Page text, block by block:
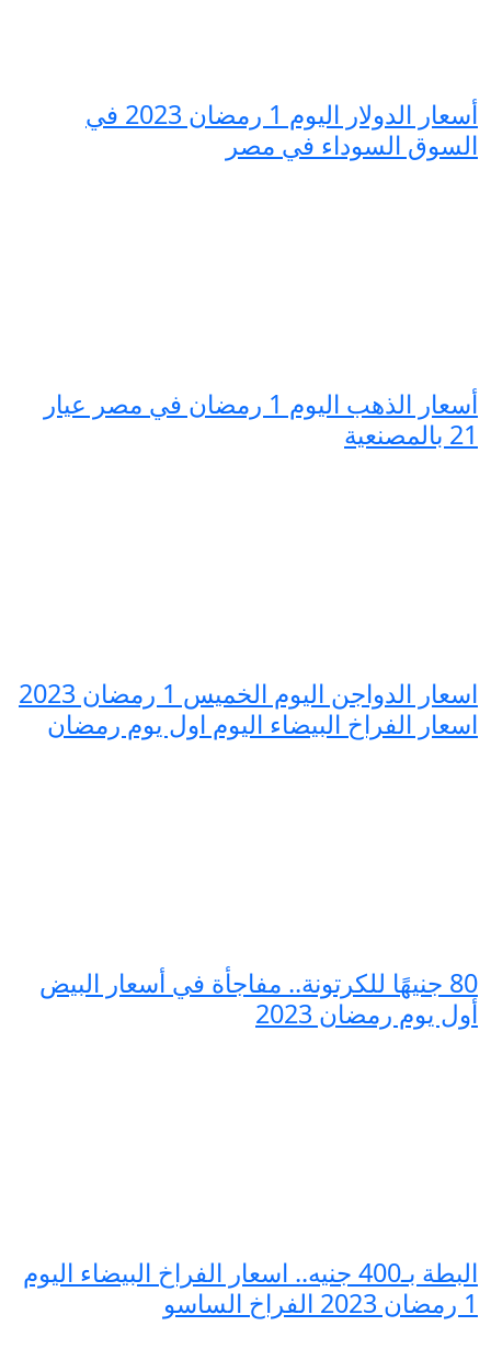
أسعار الدولار اليوم 1 رمضان 2023 في
السوق السوداء في مصر
أسعار الذهب اليوم 1 رمضان في مصر عيار
21 بالمصنعية
اسعار الدواجن اليوم الخميس 1 رمضان 2023
اسعار الفراخ البيضاء اليوم اول يوم رمضان
80 جنيهًا للكرتونة.. مفاجأة في أسعار البيض
أول يوم رمضان 2023
البطة بـ400 جنيه.. اسعار الفراخ البيضاء اليوم
1 رمضان 2023 الفراخ الساسو